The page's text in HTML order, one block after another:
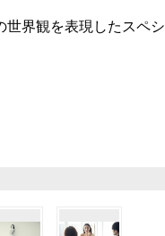
界観を表現したスペシ